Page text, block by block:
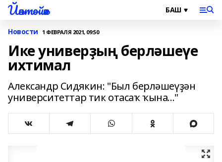
Йәнтөйәк
Новости 1 ФЕВРАЛЯ 2021, 09:50
Ике универҙың берләшеүе
ихтимал
Александр Сидякин: "Был берләшеүҙән
университеттар тик отасаҡ ҡына..."